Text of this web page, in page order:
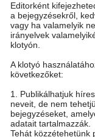
Editorként
a bejegyzésekről,
vagy ha valamelyik
irányelvek
klotyón.
A klotyó
következőket:
1. Publikálhatjuk
neveit, de nem
bejegyzéseket,
adatait tartalmazzák.
Tehát közzétehetünk